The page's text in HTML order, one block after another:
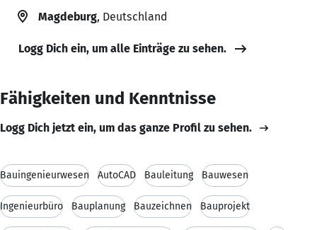
Magdeburg, Deutschland
Logg Dich ein, um alle Einträge zu sehen.
Fähigkeiten und Kenntnisse
Logg Dich jetzt ein, um das ganze Profil zu sehen.
Bauingenieurwesen AutoCAD Bauleitung Bauwesen
Ingenieurbüro Bauplanung Bauzeichnen Bauprojekt